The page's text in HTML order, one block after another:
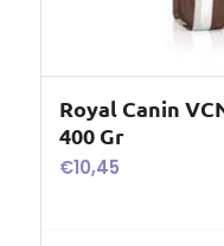
Royal Canin
400 Gr
€10,45